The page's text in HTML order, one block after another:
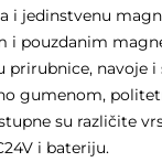
i jedinstvenu
i pouzdanim
prirubnice, navoje i
gumenom,
su različite
i bateriju.